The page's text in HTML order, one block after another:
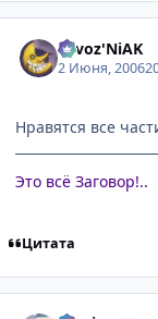
skvoz'NiAK
2 Июня, 2006
Нравятся все
Это всё Заговор!..
Цитата